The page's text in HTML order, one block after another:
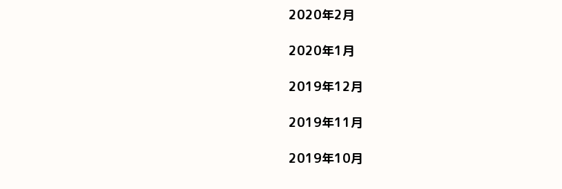
2020年2月
2020年1月
2019年12月
2019年11月
2019年10月